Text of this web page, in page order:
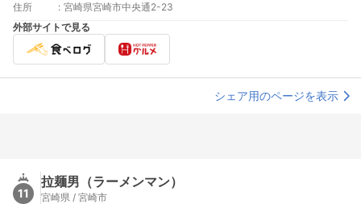
住所 : 宮崎県宮崎市中央通2-23
外部サイトで見る
シェア用のページを表示
11
拉麺男（ラーメンマン）
宮崎県 / 宮崎市